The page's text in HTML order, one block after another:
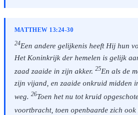
MATTHEW 13:24-30
24Een andere gelijkenis heeft Hij hun
Het Koninkrijk der hemelen is gelijk
zaad zaaide in zijn akker. 25En als de
zijn vijand, en zaaide onkruid midden
weg. 26Toen het nu tot kruid
voortbracht, toen openbaarde zich